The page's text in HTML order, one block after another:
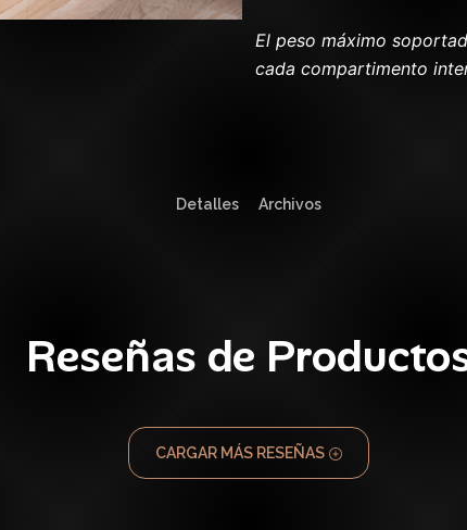
El peso máximo
cada compartimento
Detalles Archivos
Reseñas de
CARGAR MÁS RESEÑAS